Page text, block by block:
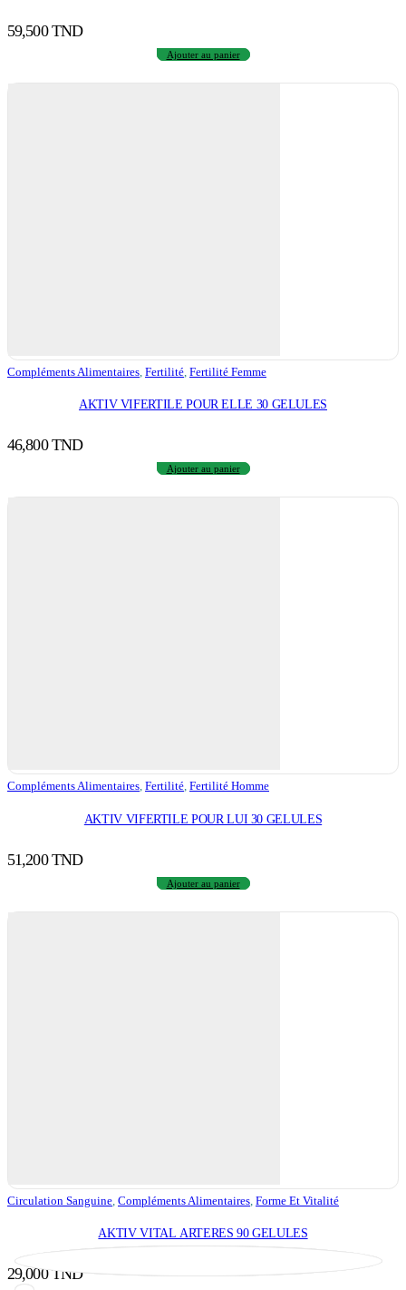
59,500TND
Ajouter au panier
Compléments Alimentaires Fertilité Fertilité Femme
AKTIV VIFERTILE POUR ELLE 30 GELULES
46,800TND
Ajouter au panier
Compléments Alimentaires, Fertilité, Fertilité Homme
AKTIV VIFERTILE POUR LUI 30 GELULES
51,200TND
Ajouter au panier
Circulation Sanguine Compléments Alimentaires Forme Et Vitalité
AKTIV VITAL ARTERES 90 GELULES
29,000TND